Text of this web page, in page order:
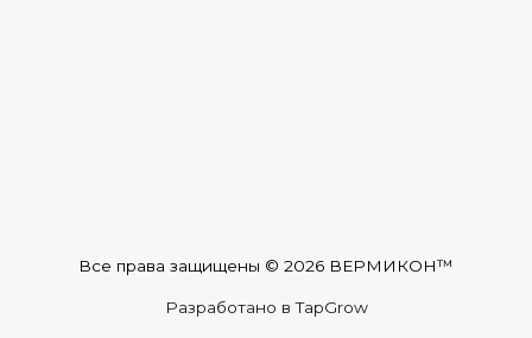
Все права защищены © 2026 ВЕРМИКОН™
Разработано в TapGrow